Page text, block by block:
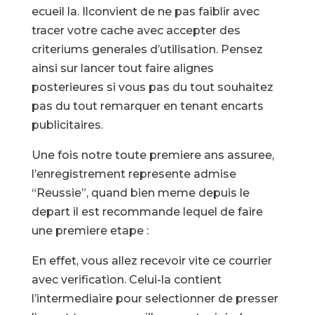
ecueil la. Ilconvient de ne pas faiblir avec
tracer votre cache avec accepter des
criteriums generales d’utilisation. Pensez
ainsi sur lancer tout faire alignes
posterieures si vous pas du tout souhaitez
pas du tout remarquer en tenant encarts
publicitaires.
Une fois notre toute premiere ans assuree,
l’enregistrement represente admise
“Reussie”, quand bien meme depuis le
depart il est recommande lequel de faire
une premiere etape :
En effet, vous allez recevoir vite ce courrier
avec verification. Celui-la contient
l’intermediaire pour selectionner de presser